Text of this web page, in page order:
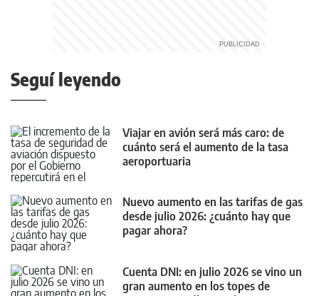
Seguí leyendo
Viajar en avión será más caro: de
cuánto será el aumento de la tasa
aeroportuaria
Nuevo aumento en las tarifas de gas
desde julio 2026: ¿cuánto hay que
pagar ahora?
Cuenta DNI: en julio 2026 se vino un
gran aumento en los topes de